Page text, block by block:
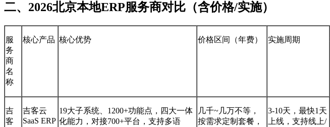
二、2026北京本地ERP服务商对比（含价格/实施）
服
务
商
名
称
核心产品 核心优势 价格区间（年费） 实施周期
吉
客
吉客云
SaaS ERP
19大子系统、1200+功能点，四大一体
化能力，对接700+平台，支持多语
几千~几万不等，
按需求定制套餐，
3-10天，最快1天
上线，支持线上/